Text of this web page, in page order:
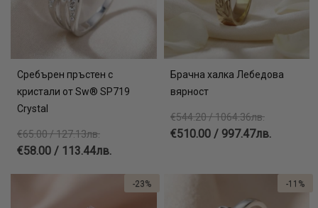
Сребърен пръстен с
кристали от Sw® SP719
Crystal
€65.00 / 127.13лв.
€58.00 / 113.44лв.
Брачна халка Лебедова
вярност
€544.20 / 1064.36лв.
€510.00 / 997.47лв.
-23% -11%